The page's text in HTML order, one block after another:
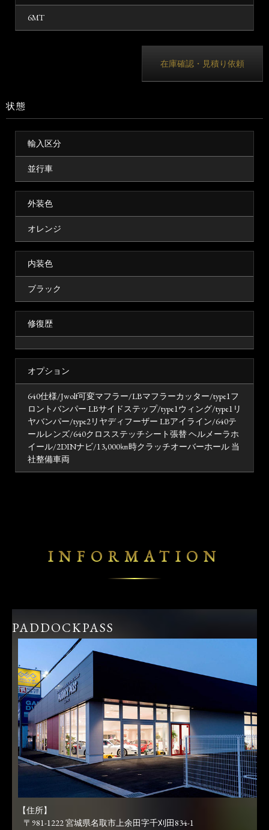
6MT
在庫確認・見積り依頼
状態
輸入区分
並行車
外装色
オレンジ
内装色
ブラック
修復歴
オプション
640仕様/Jwolf可変マフラー/LBマフラーカッター/type1フ
ロントバンパー LBサイドステップ/type1ウィング/type1リ
ヤバンパー/type2リヤディフーザー LBアイライン/640テ
ールレンズ/640クロスステッチシート張替 ヘルメーラホ
イール/2DINナビ/13,000㎞時クラッチオーバーホール 当
社整備車両
INFORMATION
PADDOCKPASS
【住所】
〒981-1222 宮城県名取市上余田字千刈田834-1